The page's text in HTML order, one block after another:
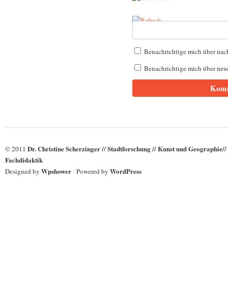
Benachrichtige mich über
Benachrichtige mich über
© 2011 Dr. Christine Scherzinger // Stadtforschung // Kunst und Geographie//
Fachdidaktik
Designed by Wpshower/ Powered by WordPress